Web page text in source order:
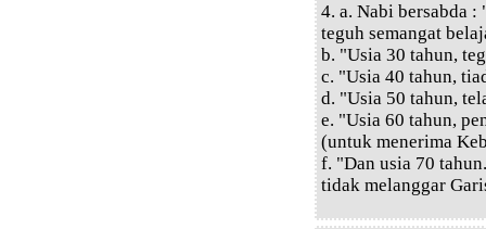
4. a. Nabi bersabda :
teguh semangat
b. "Usia 30 tahun,
c. "Usia 40 tahun,
d. "Usia 50 tahun,
e. "Usia 60 tahun,
(untuk menerima
f. "Dan usia 70
tidak melanggar